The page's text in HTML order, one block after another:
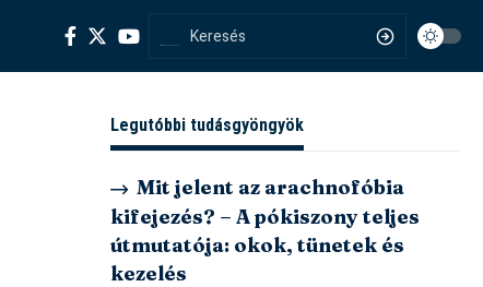
Legutóbbi tudásgyöngyök
Mit jelent az arachnofóbia
kifejezés? – A pókiszony teljes
útmutatója: okok, tünetek és
kezelés